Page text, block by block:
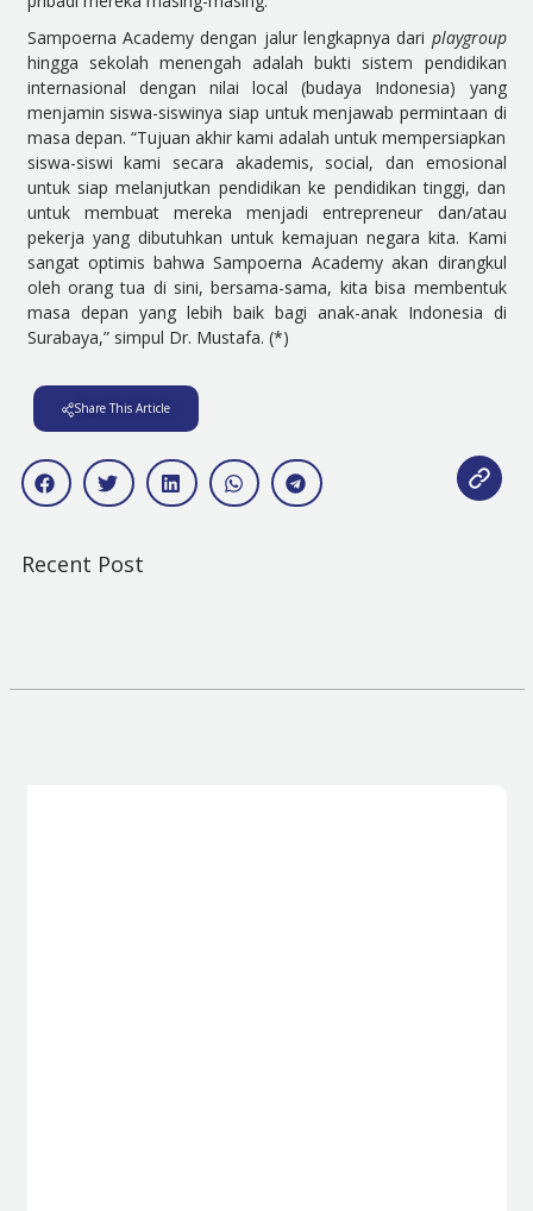
Sampoerna Academy dengan jalur lengkapnya dari playgroup
hingga sekolah menengah adalah bukti sistem pendidikan
internasional dengan nilai local (budaya Indonesia) yang
menjamin siswa-siswinya siap untuk menjawab permintaan di
masa depan. “Tujuan akhir kami adalah untuk mempersiapkan
siswa-siswi kami secara akademis, social, dan emosional
untuk siap melanjutkan pendidikan ke pendidikan tinggi, dan
untuk membuat mereka menjadi entrepreneur dan/atau
pekerja yang dibutuhkan untuk kemajuan negara kita. Kami
sangat optimis bahwa Sampoerna Academy akan dirangkul
oleh orang tua di sini, bersama-sama, kita bisa membentuk
masa depan yang lebih baik bagi anak-anak Indonesia di
Surabaya,” simpul Dr. Mustafa. (*)
Share This Article
Recent Post